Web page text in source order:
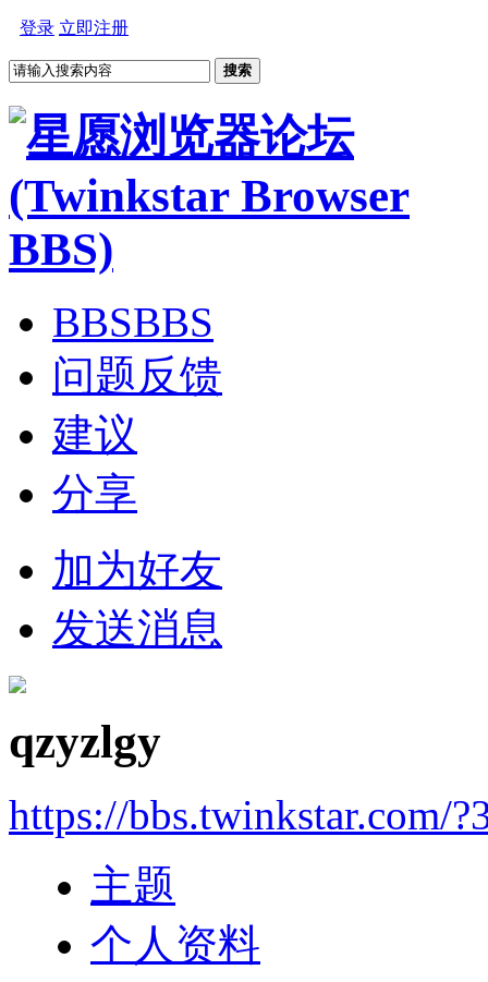
登录 立即注册
搜索
BBSBBS
问题反馈
建议
分享
加为好友
发送消息
qzyzlgy
https://bbs.twinkstar.com/
主题
个人资料